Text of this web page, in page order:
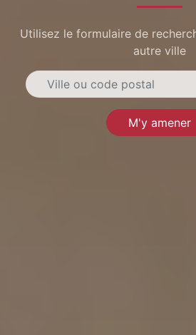
Utilisez le formulaire de
autre ville
M'y amener